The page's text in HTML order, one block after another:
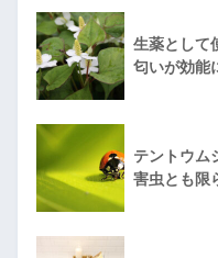
生薬として
匂いが効能
テントウム
害虫とも限